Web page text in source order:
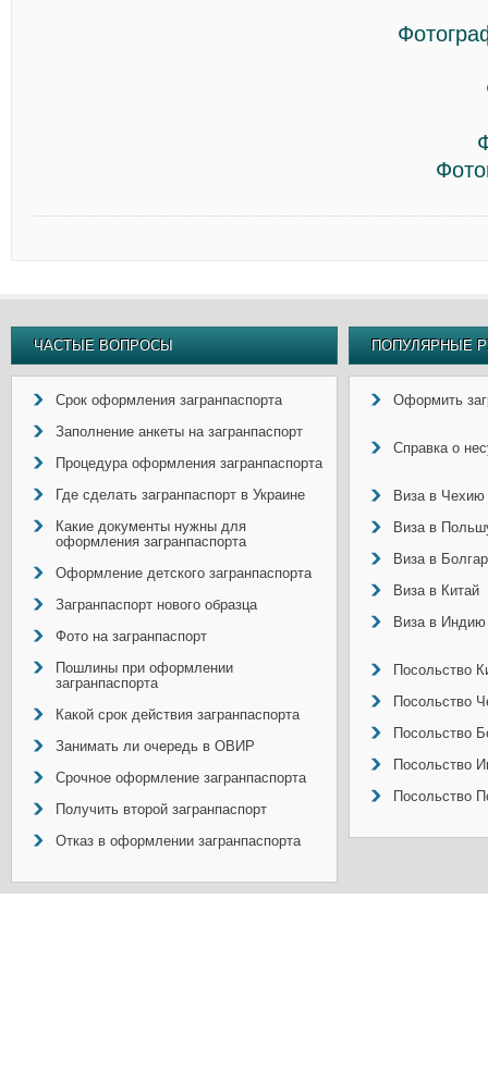
ЧАСТЫЕ ВОПРОСЫ
Срок оформления загранпаспорта
Заполнение анкеты на загранпаспорт
Процедура оформления загранпаспорта
Где сделать загранпаспорт в Украине
Какие документы нужны для
оформления загранпаспорта
Оформление детского загранпаспорта
Загранпаспорт нового образца
Фото на загранпаспорт
Пошлины при оформлении
загранпаспорта
Какой срок действия загранпаспорта
Занимать ли очередь в ОВИР
Срочное оформление загранпаспорта
Получить второй загранпаспорт
Отказ в оформлении загранпаспорта
ПОПУЛЯРНЫЕ
Оформить
Справка о
Виза в Чехию
Виза в
Виза в
Виза в Китай
Виза в Индию
Посольство
Посольство
Посольство
Посольство
Посольство